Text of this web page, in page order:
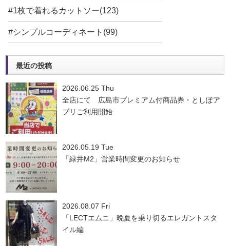
#1枚で着れるカットソー(123)
#シンプルコーディネート(99)
最近の投稿
2026.06.25 Thu
全店にて 広島市プレミアム付商品券・としぽア
プリご利用開始
2026.05.19 Tue
「緑井M2」営業時間変更のお知らせ
2026.08.07 Fri
「LECTエムニ」晩夏を乗り切るエレガントスタ
イル編